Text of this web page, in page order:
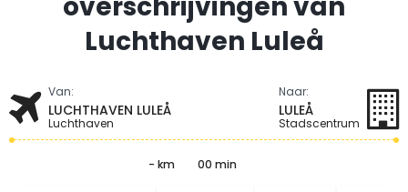
Luchthaven Luleå
Van:
LUCHTHAVEN LULEÅ
Luchthaven
Naar:
LULEÅ
Stadscentrum
- km 00 min